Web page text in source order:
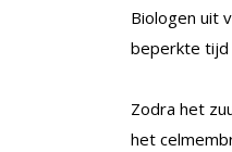
Biologen uit
beperkte tijd
Zodra het
het